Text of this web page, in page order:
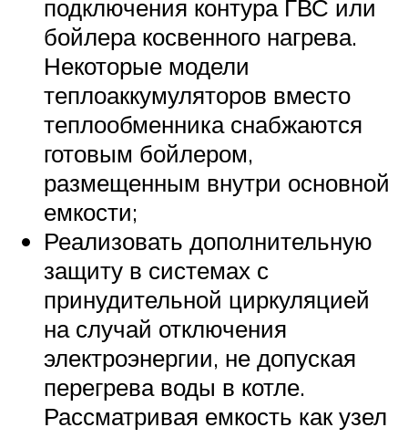
подключения контура ГВС или
бойлера косвенного нагрева.
Некоторые модели
теплоаккумуляторов вместо
теплообменника снабжаются
готовым бойлером,
размещенным внутри основной
емкости;
Реализовать дополнительную
защиту в системах с
принудительной циркуляцией
на случай отключения
электроэнергии, не допуская
перегрева воды в котле.
Рассматривая емкость как узел